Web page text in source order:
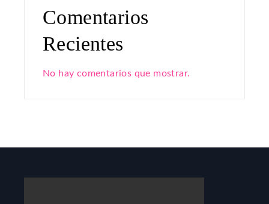
Comentarios
Recientes
No hay comentarios que mostrar.